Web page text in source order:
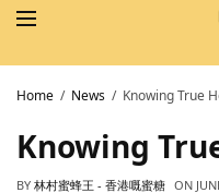
Home News Knowing True
Knowing
BY 林村蜜蜂王 - 香港嘅蜜糖 ON